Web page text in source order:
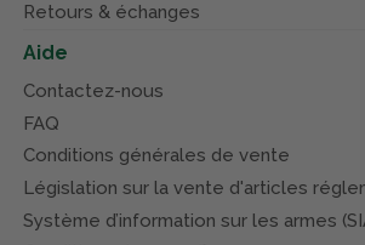
Retours & échanges
Aide
Contactez-nous
FAQ
Conditions générales de vente
Législation sur la vente d'articles
Système d’information sur les armes